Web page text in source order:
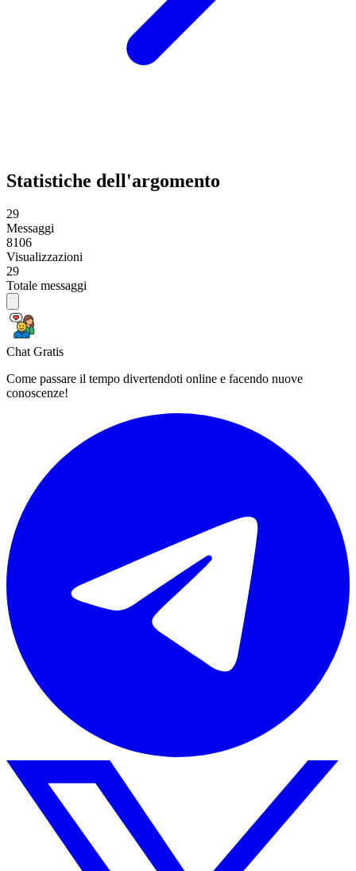
Statistiche dell'argomento
29
Messaggi
8106
Visualizzazioni
29
Totale messaggi
Chat Gratis
Come passare il tempo divertendoti online e facendo nuove
conoscenze!